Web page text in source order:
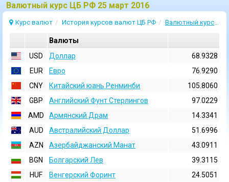
Bалютный курс ЦБ РФ 25 март 2016
Курс валют История курсов валют ЦБ РФ Валютный курс 25 Март 2016
Валюты
USD
Доллар
68.9328
EUR
Евро
76.9290
CNY
Китайский юань Ренминби
105.8060
GBP
Английский Фунт Стерлингов
97.0229
AMD
Армянский Драм
14.3341
AUD
Австралийский Доллар
51.6996
AZN
Азербайджанский Манат
43.0911
BGN
Болгарский Лев
39.3115
HUF
Венгерский Форинт
24.5051